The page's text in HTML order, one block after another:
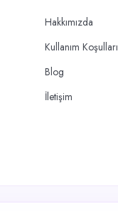
Hakkımızda
Kullanım Koşulları
Blog
İletişim